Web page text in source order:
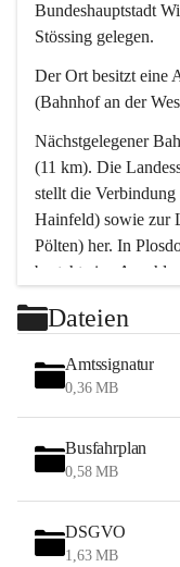
Bundeshauptstadt
Stössing gelegen.
Der Ort besitzt eine
(Bahnhof an der
Nächstgelegener
(11 km). Die
stellt die
Hainfeld) sowie zur
Pölten) her. In
besteht eine
Wien erreicht man
Stössing zählt noch
zum
„ihre Wiener“. Seit
Wochenendhäuser
waldreichen
Das Wandern ist aus
Tätigkeit. Das
Dateien
Amtssignatur
0,36 MB
Busfahrplan
0,58 MB
DSGVO
1,63 MB